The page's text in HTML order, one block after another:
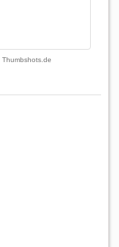
Thumbshots.de